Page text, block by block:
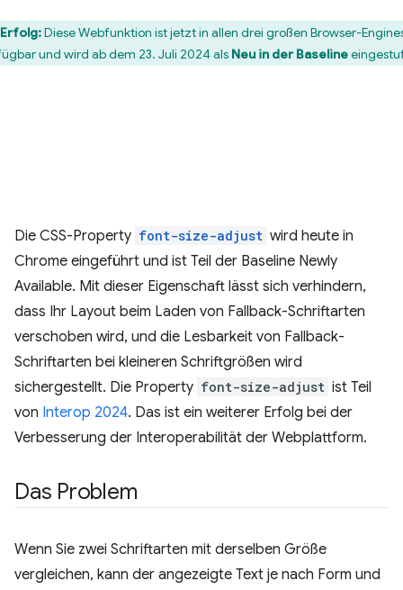
Erfolg:Diese Webfunktion ist jetzt in allen drei großen Browser-
und wird ab dem 23. Juli 2024 als Neu in der Baseline
Die CSS-Property font-size-adjust wird heute in
Chrome eingeführt und ist Teil der Baseline Newly
Available. Mit dieser Eigenschaft lässt sich verhindern,
dass Ihr Layout beim Laden von Fallback-Schriftarten
verschoben wird, und die Lesbarkeit von Fallback-
Schriftarten bei kleineren Schriftgrößen wird
sichergestellt. Die Property font-size-adjust ist Teil
von Interop 2024. Das ist ein weiterer Erfolg bei der
Verbesserung der Interoperabilität der Webplattform.
Das Problem
Wenn Sie zwei Schriftarten mit derselben Größe
vergleichen, kann der angezeigte Text je nach Form und